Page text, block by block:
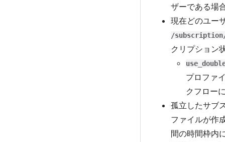
ザーである場
現在どのユー
/
クリプション
プロファ
クフロー
孤立したサブ
ファイルが作
間の時間枠内